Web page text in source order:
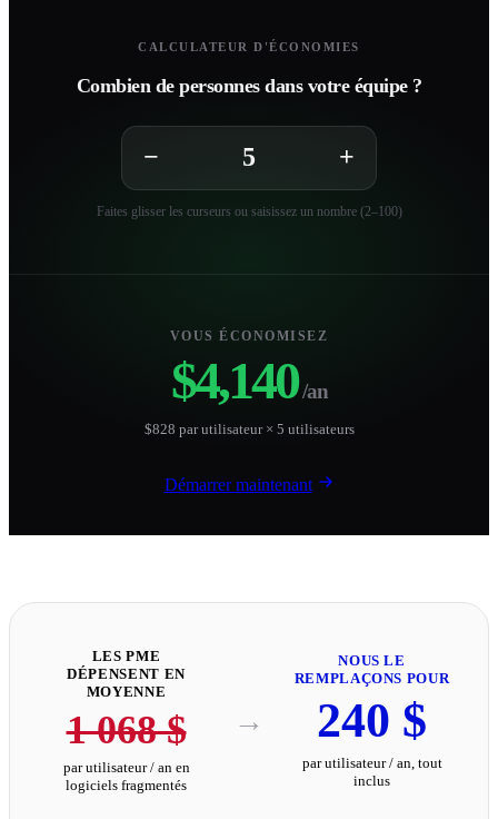
CALCULATEUR D'ÉCONOMIES
Combien de personnes dans votre équipe ?
− +
Faites glisser les curseurs ou saisissez un nombre (2–100)
VOUS ÉCONOMISEZ
$4,140 /an
$828 par utilisateur × 5 utilisateurs
Démarrer maintenant
LES PME
DÉPENSENT EN
MOYENNE
1 068 $
par utilisateur / an en
logiciels fragmentés
→
NOUS LE
REMPLAÇONS POUR
240 $
par utilisateur / an, tout
inclus